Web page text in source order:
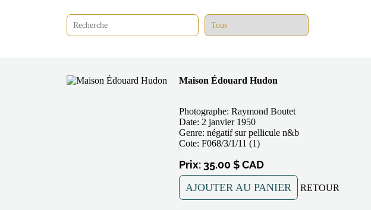
Maison Édouard Hudon
Photographe: Raymond Boutet
Date: 2 janvier 1950
Genre: négatif sur pellicule n&b
Cote: F068/3/1/11 (1)
Prix: 35.00 $ CAD
AJOUTER AU PANIER RETOUR